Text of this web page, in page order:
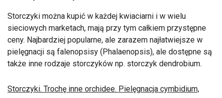
Storczyki można kupić w każdej kwiaciarni i w wielu
sieciowych marketach, mają przy tym całkiem przystępne
ceny. Najbardziej popularne, ale zarazem najłatwiejsze w
pielęgnacji są falenopsisy (Phalaenopsis), ale dostępne są
także inne rodzaje storczyków np. storczyk dendrobium.
Storczyki. Trochę inne orchidee. Pielęgnacja cymbidium,